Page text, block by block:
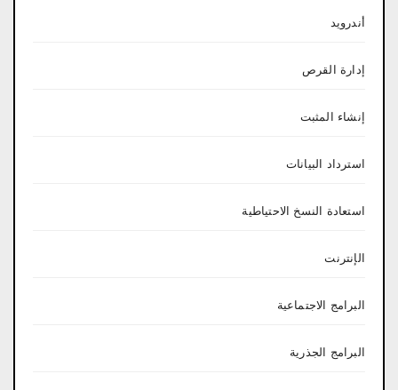
أندرويد
إدارة القرص
إنشاء المثبت
استرداد البيانات
استعادة النسخ الاحتياطية
الإنترنت
البرامج الاجتماعية
البرامج الجذرية